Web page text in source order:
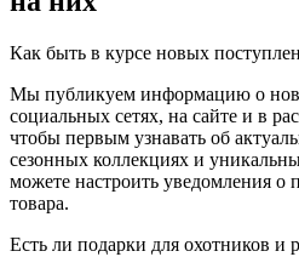
Как быть в курсе новых
Мы публикуем информацию о
социальных сетях, на сайте и в
чтобы первым узнавать об
сезонных коллекциях и
можете настроить уведомления о
товара.
Есть ли подарки для охотников и